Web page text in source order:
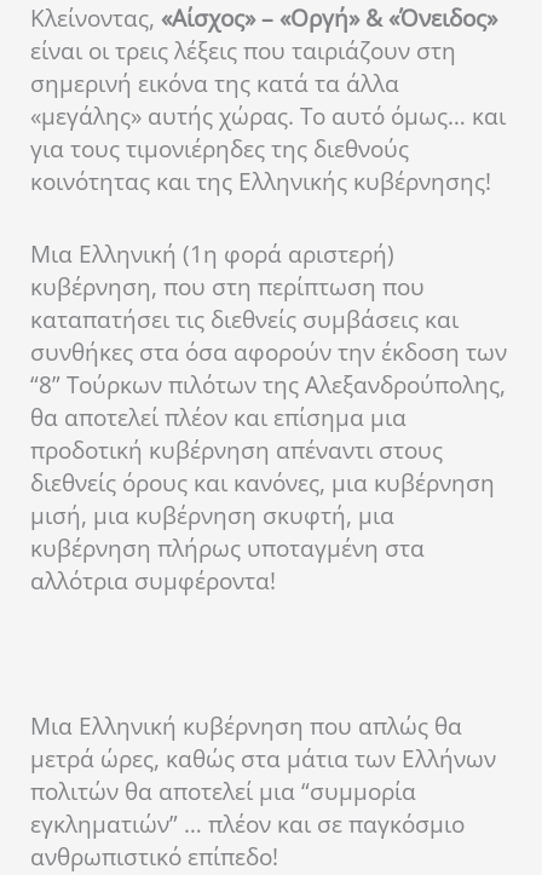
Κλείνοντας, «Αίσχος» – «Οργή» & «Όνειδος»
είναι οι τρεις λέξεις που ταιριάζουν στη
σημερινή εικόνα της κατά τα άλλα
«μεγάλης» αυτής χώρας. Το αυτό όμως… και
για τους τιμονιέρηδες της διεθνούς
κοινότητας και της Ελληνικής κυβέρνησης!
Μια Ελληνική (1η φορά αριστερή)
κυβέρνηση, που στη περίπτωση που
καταπατήσει τις διεθνείς συμβάσεις και
συνθήκες στα όσα αφορούν την έκδοση των
“8” Τούρκων πιλότων της Αλεξανδρούπολης,
θα αποτελεί πλέον και επίσημα μια
προδοτική κυβέρνηση απέναντι στους
διεθνείς όρους και κανόνες, μια κυβέρνηση
μισή, μια κυβέρνηση σκυφτή, μια
κυβέρνηση πλήρως υποταγμένη στα
αλλότρια συμφέροντα!
Μια Ελληνική κυβέρνηση που απλώς θα
μετρά ώρες, καθώς στα μάτια των Ελλήνων
πολιτών θα αποτελεί μια “συμμορία
εγκληματιών” … πλέον και σε παγκόσμιο
ανθρωπιστικό επίπεδο!